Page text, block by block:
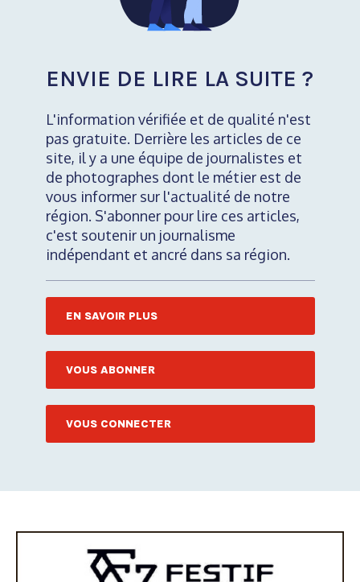
ENVIE DE LIRE LA SUITE ?
L'information vérifiée et de qualité n'est
pas gratuite. Derrière les articles de ce
site, il y a une équipe de journalistes et
de photographes dont le métier est de
vous informer sur l'actualité de notre
région. S'abonner pour lire ces articles,
c'est soutenir un journalisme
indépendant et ancré dans sa région.
EN SAVOIR PLUS
VOUS ABONNER
VOUS CONNECTER